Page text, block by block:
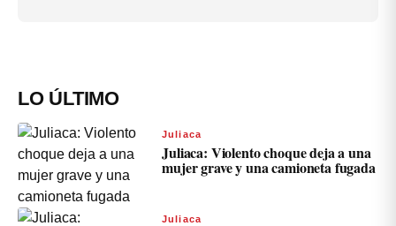
LO ÚLTIMO
Juliaca
Juliaca: Violento choque deja a una
mujer grave y una camioneta fugada
Juliaca